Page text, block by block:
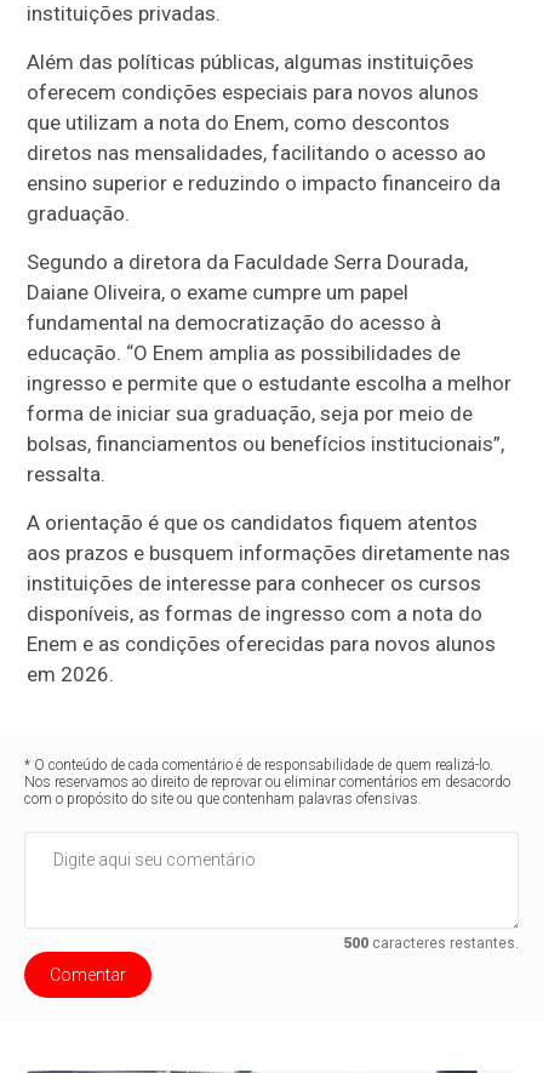
instituições privadas.
Além das políticas públicas, algumas instituições
oferecem condições especiais para novos alunos
que utilizam a nota do Enem, como descontos
diretos nas mensalidades, facilitando o acesso ao
ensino superior e reduzindo o impacto financeiro da
graduação.
Segundo a diretora da Faculdade Serra Dourada,
Daiane Oliveira, o exame cumpre um papel
fundamental na democratização do acesso à
educação. “O Enem amplia as possibilidades de
ingresso e permite que o estudante escolha a melhor
forma de iniciar sua graduação, seja por meio de
bolsas, financiamentos ou benefícios institucionais”,
ressalta.
A orientação é que os candidatos fiquem atentos
aos prazos e busquem informações diretamente nas
instituições de interesse para conhecer os cursos
disponíveis, as formas de ingresso com a nota do
Enem e as condições oferecidas para novos alunos
em 2026.
* O conteúdo de cada comentário é de responsabilidade de quem realizá-lo.
Nos reservamos ao direito de reprovar ou eliminar comentários em desacordo
com o propósito do site ou que contenham palavras ofensivas.
500caracteres restantes.
Comentar